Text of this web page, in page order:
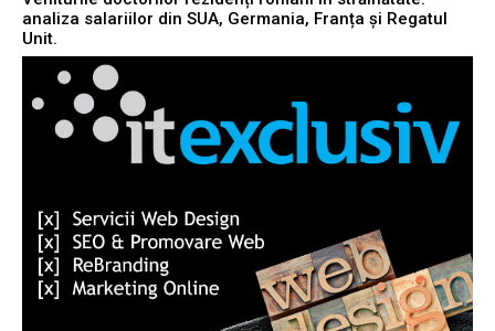
analiza salariilor din SUA, Germania, Franța și Regatul
Unit.